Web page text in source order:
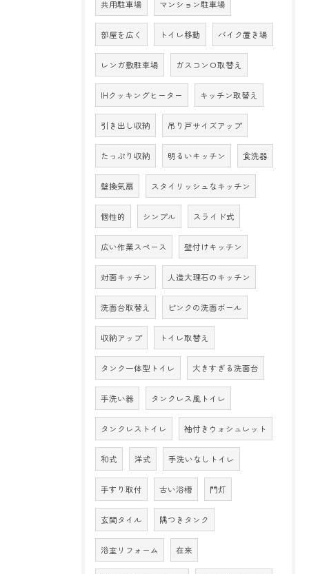
共用駐車場 マンション駐車場
部屋を広く トイレ移動 バイク置き場
レンガ敷駐車場 ガスコンロ取替え
IHクッキングヒーター キッチン取替え
引き出し収納 吊り戸サイズアップ
たっぷり収納 明るいキッチン 食洗器
壁換気扇 スタイリッシュなキッチン
個性的 シンプル スライド式
広い作業スペース 壁付けキッチン
対面キッチン 人造大理石のキッチン
洗面台取替え ピンクの洗面ボール
収納アップ トイレ取替え
タンク一体型トイレ 大きすぎる洗面台
手洗い器 タンクレス風トイレ
タンクレストイレ 袖付きウォシュレット
和式 洋式 手洗いなしトイレ
手すり取付 古い浴槽 門灯
玄関タイル 隅つきタンク
浴室リフォーム 在来